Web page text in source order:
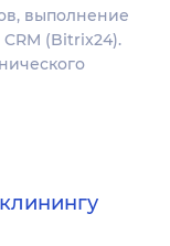
выполнение
(Bitrix24).